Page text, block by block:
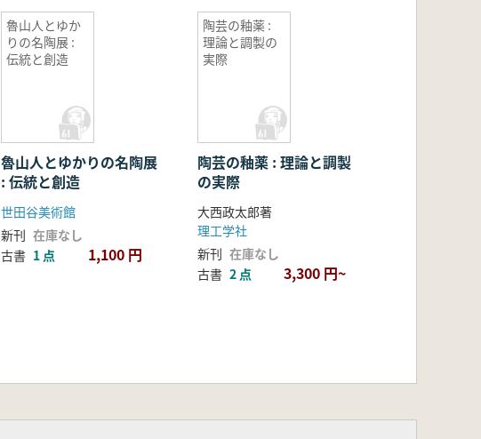
魯山人とゆか
りの名陶展 :
伝統と創造
魯山人とゆかりの名陶展
: 伝統と創造
世田谷美術館
新刊 在庫なし
古書 1 点 1,100 円
陶芸の釉薬 :
理論と調製の
実際
陶芸の釉薬 : 理論と調製
の実際
大西政太郎著
理工学社
新刊 在庫なし
古書 2 点 3,300 円~